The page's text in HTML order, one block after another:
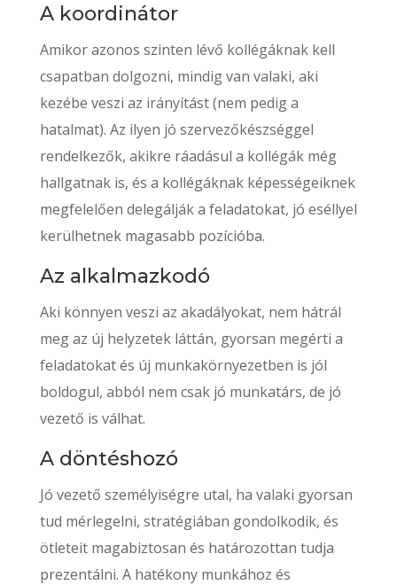
A koordinátor
Amikor azonos szinten lévő kollégáknak kell
csapatban dolgozni, mindig van valaki, aki
kezébe veszi az irányítást (nem pedig a
hatalmat). Az ilyen jó szervezőkészséggel
rendelkezők, akikre ráadásul a kollégák még
hallgatnak is, és a kollégáknak képességeiknek
megfelelően delegálják a feladatokat, jó eséllyel
kerülhetnek magasabb pozícióba.
Az alkalmazkodó
Aki könnyen veszi az akadályokat, nem hátrál
meg az új helyzetek láttán, gyorsan megérti a
feladatokat és új munkakörnyezetben is jól
boldogul, abból nem csak jó munkatárs, de jó
vezető is válhat.
A döntéshozó
Jó vezető személyiségre utal, ha valaki gyorsan
tud mérlegelni, stratégiában gondolkodik, és
ötleteit magabiztosan és határozottan tudja
prezentálni. A hatékony munkához és